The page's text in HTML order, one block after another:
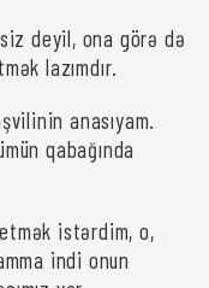
deyil, ona görə də
lazımdır.
anasıyam.
qabağında
istərdim, o,
indi onun